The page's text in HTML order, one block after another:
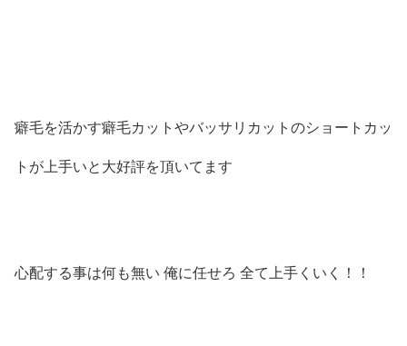
癖毛を活かす癖毛カットやバッサリカットのショートカッ
トが上手いと大好評を頂いてます
心配する事は何も無い 俺に任せろ 全て上手くいく！！